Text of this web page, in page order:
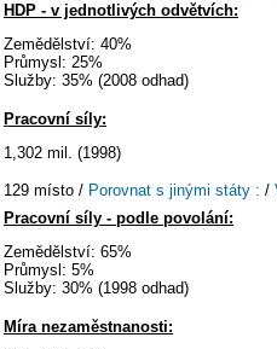
HDP - v jednotlivých odvětvích:
Zemědělství: 40%
Průmysl: 25%
Služby: 35% (2008 odhad)
Pracovní síly:
1,302 mil. (1998)
129 místo / Porovnat s jinými státy : /
Pracovní síly - podle povolání:
Zemědělství: 65%
Průmysl: 5%
Služby: 30% (1998 odhad)
Míra nezaměstnanosti: